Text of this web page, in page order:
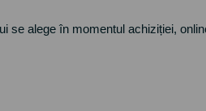
se alege în momentul achiziției,